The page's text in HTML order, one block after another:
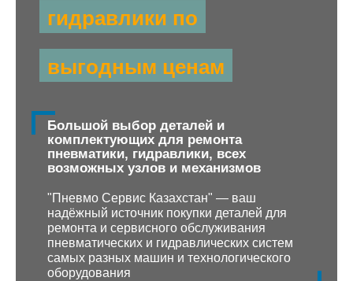
гидравлики по
выгодным ценам
Большой выбор деталей и
комплектующих для ремонта
пневматики, гидравлики, всех
возможных узлов и механизмов
"Пневмо Сервис Казахстан" — ваш
надёжный источник покупки деталей для
ремонта и сервисного обслуживания
пневматических и гидравлических систем
самых разных машин и технологического
оборудования